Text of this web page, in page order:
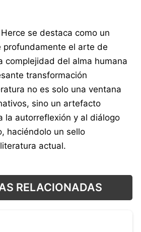
se destaca como un
profundamente el arte de
complejidad del alma humana
transformación
no es solo una ventana
sino un artefacto
la autorreflexión y al diálogo
haciéndolo un sello
actual.
RELACIONADAS